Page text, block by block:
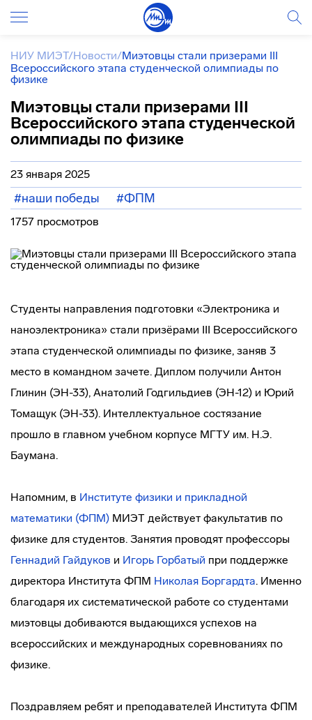
НИУ МИЭТ/Новости/Миэтовцы стали призерами III
Всероссийского этапа студенческой олимпиады по
физике
Миэтовцы стали призерами III
Всероссийского этапа студенческой
олимпиады по физике
23 января 2025
#наши победы #ФПМ
1757 просмотров
Студенты направления подготовки «Электроника и
наноэлектроника» стали призёрами III Всероссийского
этапа студенческой олимпиады по физике, заняв 3
место в командном зачете. Диплом получили Антон
Глинин (ЭН-33), Анатолий Годгильдиев (ЭН-12) и Юрий
Томащук (ЭН-33). Интеллектуальное состязание
прошло в главном учебном корпусе МГТУ им. Н.Э.
Баумана.
Напомним, в Институте физики и прикладной
математики (ФПМ) МИЭТ действует факультатив по
физике для студентов. Занятия проводят профессоры
Геннадий Гайдуков и Игорь Горбатый при поддержке
директора Института ФПМ Николая Боргардта. Именно
благодаря их систематической работе со студентами
миэтовцы добиваются выдающихся успехов на
всероссийских и международных соревнованиях по
физике.
Поздравляем ребят и преподавателей Института ФПМ